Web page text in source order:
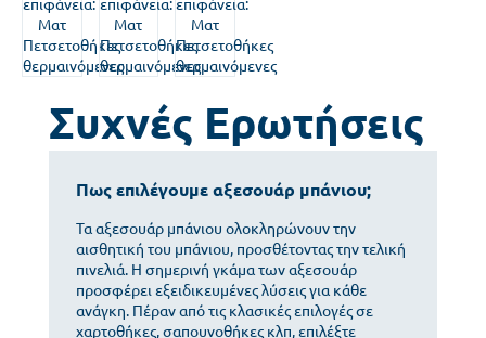
Συχνές Ερωτήσεις
Πως επιλέγουμε αξεσουάρ μπάνιου;
Τα αξεσουάρ μπάνιου ολοκληρώνουν την
αισθητική του μπάνιου, προσθέτοντας την τελική
πινελιά. Η σημερινή γκάμα των αξεσουάρ
προσφέρει εξειδικευμένες λύσεις για κάθε
ανάγκη. Πέραν από τις κλασικές επιλογές σε
χαρτοθήκες, σαπουνοθήκες κλπ, επιλέξτε